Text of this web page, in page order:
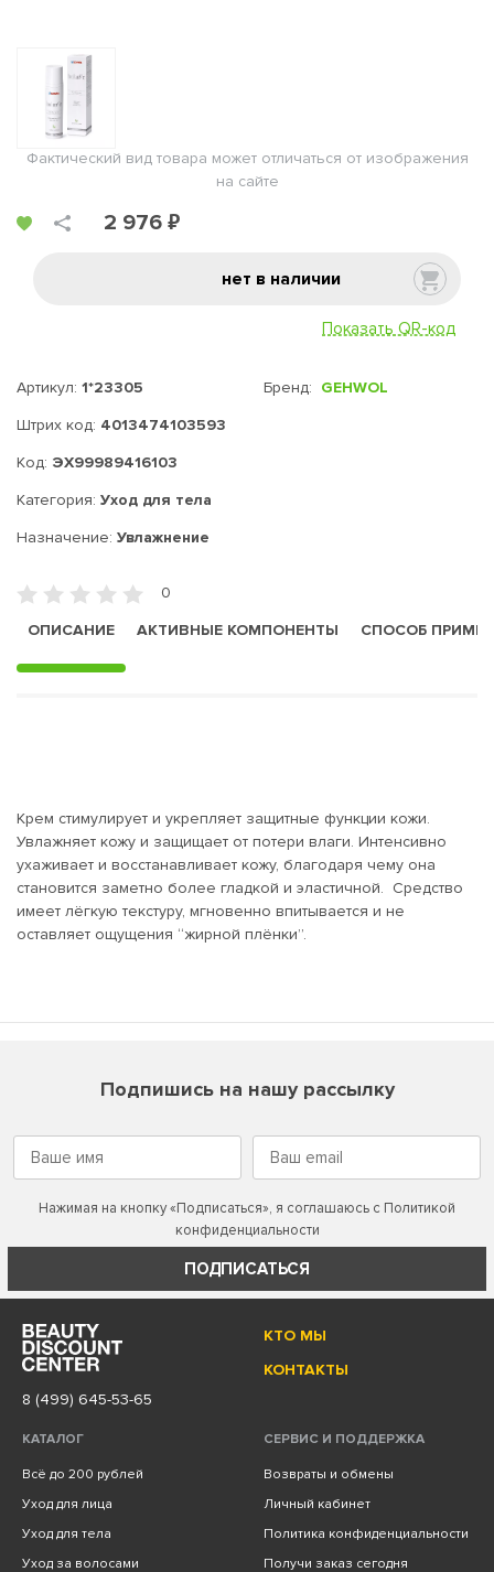
Фактический вид товара может отличаться от изображения
на сайте
2 976 ₽
нет в наличии
Показать QR-код
Артикул: 1*23305
Штрих код: 4013474103593
Код: ЭХ99989416103
Бренд: GEHWOL
Категория: Уход для тела
Назначение: Увлажнение
0
ОПИСАНИЕ
АКТИВНЫЕ КОМПОНЕНТЫ СПОСОБ
Крем стимулирует и укрепляет защитные функции кожи.
Увлажняет кожу и защищает от потери влаги. Интенсивно
ухаживает и восстанавливает кожу, благодаря чему она
становится заметно более гладкой и эластичной. Средство
имеет лёгкую текстуру, мгновенно впитывается и не
оставляет ощущения “жирной плёнки”.
Подпишись на нашу рассылку
Нажимая на кнопку «Подписаться», я соглашаюсь с Политикой
конфиденциальности
ПОДПИСАТЬСЯ
КТО МЫ
КОНТАКТЫ
8 (499) 645-53-65
КАТАЛОГ
Всё до 200 рублей
Уход для лица
Уход для тела
Уход за волосами
СЕРВИС И ПОДДЕРЖКА
Возвраты и обмены
Личный кабинет
Политика конфиденциальности
Получи заказ сегодня